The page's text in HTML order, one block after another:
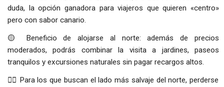
duda, la opción ganadora para viajeros que quieren «centro»
pero con sabor canario.
🟡 Beneficio de alojarse al norte: además de precios
moderados, podrás combinar la visita a jardines, paseos
tranquilos y excursiones naturales sin pagar recargos altos.
👉🏻 Para los que buscan el lado más salvaje del norte, perderse